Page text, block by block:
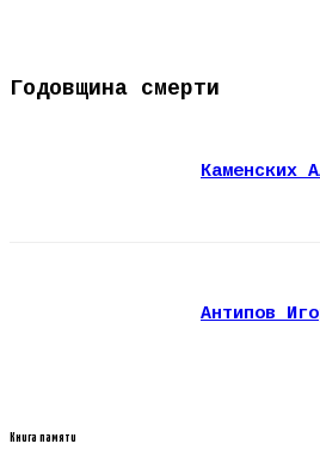
Годовщина смерти
Каменских
Антипов
Книга памяти